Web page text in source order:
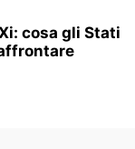
cosa gli Stati